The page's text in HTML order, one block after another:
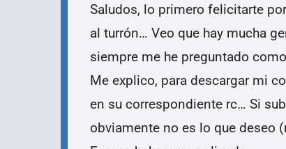
Saludos, lo primero felicitarte
al turrón… Veo que hay mucha
siempre me he preguntado
Me explico, para descargar mi
en su correspondiente rc… Si
obviamente no es lo que deseo